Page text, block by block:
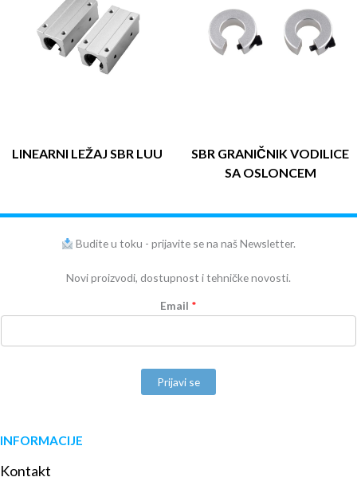
LINEARNI LEŽAJ SBR LUU
SBR GRANIČNIK VODILICE
SA OSLONCEM
Budite u toku - prijavite se na naš Newsletter.
Novi proizvodi, dostupnost i tehničke novosti.
Email *
Prijavi se
INFORMACIJE
Kontakt